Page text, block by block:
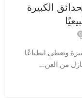
الكبيرة
0
وتعطي انطباعًا
من العن...